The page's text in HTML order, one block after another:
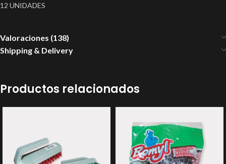
12 UNIDADES
Valoraciones (138)
Shipping & Delivery
Productos relacionados